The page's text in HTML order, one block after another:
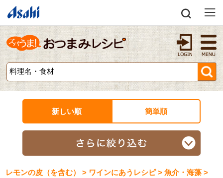
新しい順 簡単順
レモンの皮（を含む） > ワインにあうレシピ > 魚介・海藻 >